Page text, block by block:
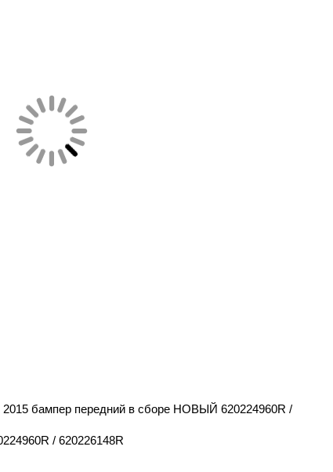
2015 бампер передний в сборе НОВЫЙ 620224960R /
/ 620226148R